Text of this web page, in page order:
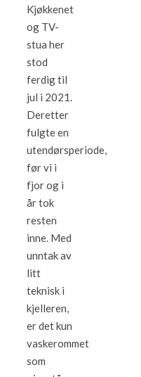
Kjøkkenet
og TV-
stua her
stod
ferdig til
jul i 2021.
Deretter
fulgte en
utendørsperiode,
før vi i
fjor og i
år tok
resten
inne. Med
unntak av
litt
teknisk i
kjelleren,
er det kun
vaskerommet
som